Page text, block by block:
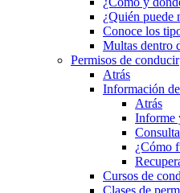
¿Quién puede
Conoce los
Multas dentro
Permisos de conducir
Atrás
Información
Atrás
Informe
¿Cómo
Cursos de